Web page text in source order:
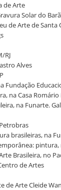
de Arte
Solar do
de Arte de Santa
RJ
Alves
Fundação
na Casa
na Funarte.
brasileiras, na
Brasileira, no
de Artes
de Arte Cleide